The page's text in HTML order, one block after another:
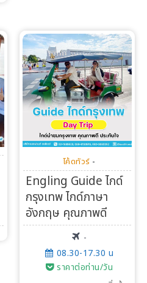
โค้ดทัวร์ -
Engling Guide ไกด์
กรุงเทพ ไกด์ภาษา
อังกฤษ คุณภาพดี
-
08.30-17.30 น
ราคาต่อท่าน/วัน